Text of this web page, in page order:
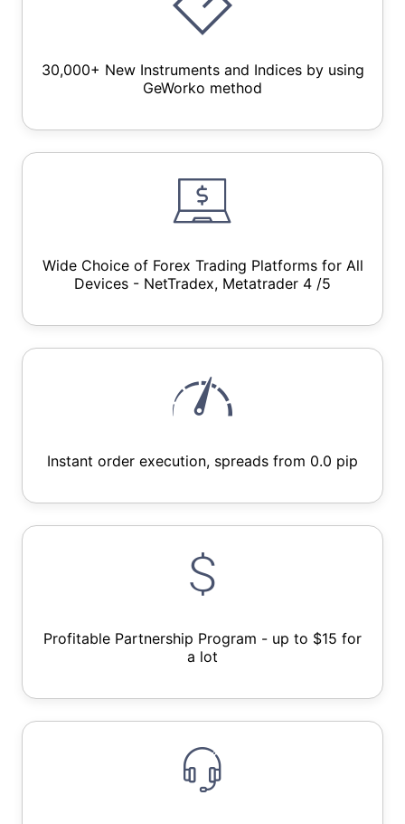
30,000+ New Instruments and Indices by using
GeWorko method
Wide Choice of Forex Trading Platforms for All
Devices - NetTradex, Metatrader 4 /5
Instant order execution, spreads from 0.0 pip
Profitable Partnership Program - up to $15 for
a lot